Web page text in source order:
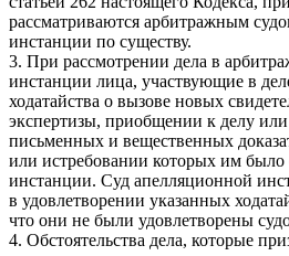
рассматриваются арбитражным
инстанции по существу.
3. При рассмотрении дела в
инстанции лица, участвующие в
ходатайства о вызове новых
экспертизы, приобщении к делу
письменных и вещественных
или истребовании которых им было
инстанции. Суд апелляционной
в удовлетворении указанных
что они не были удовлетворены
4. Обстоятельства дела, которые